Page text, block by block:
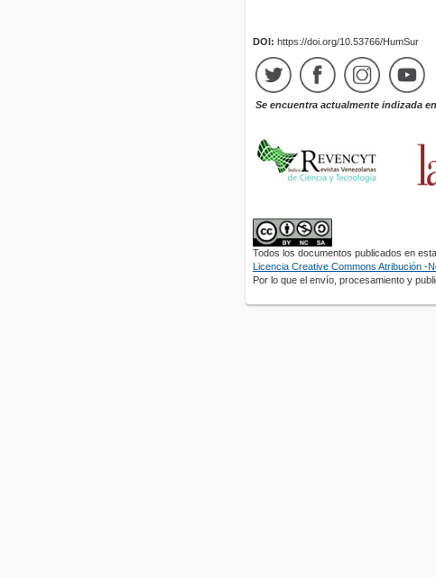
DOI: https://doi.org/10.53766/HumSur
Se encuentra actualmente indizada
Todos los documentos publicados en
Licencia Creative Commons Atribución -
Por lo que el envío, procesamiento y